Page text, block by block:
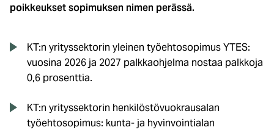
poikkeukset sopimuksen nimen perässä.
KT:n yrityssektorin yleinen työehtosopimus YTES:
vuosina 2026 ja 2027 palkkaohjelma nostaa palkkoja
0,6 prosenttia.
KT:n yrityssektorin henkilöstövuokrausalan
työehtosopimus: kunta- ja hyvinvointialan